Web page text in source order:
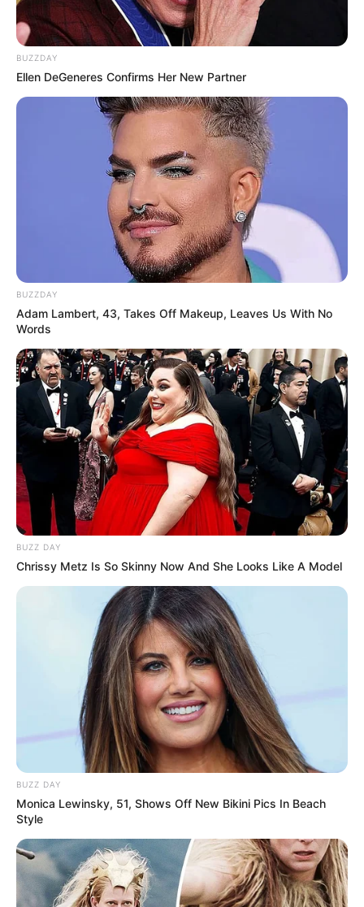
BUZZDAY
Ellen DeGeneres Confirms Her New Partner
BUZZDAY
Adam Lambert, 43, Takes Off Makeup, Leaves Us With No
Words
BUZZ DAY
Chrissy Metz Is So Skinny Now And She Looks Like A Model
BUZZ DAY
Monica Lewinsky, 51, Shows Off New Bikini Pics In Beach
Style